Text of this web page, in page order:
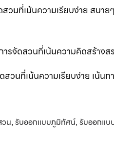
นที่เน้นความเรียบง่าย สบา
จัดสวนที่เน้นความคิดสร้างส
เน้นความเรียบง่าย เน้นกา
น, รับออกแบบภูมิทัศน์, รับออกแบ